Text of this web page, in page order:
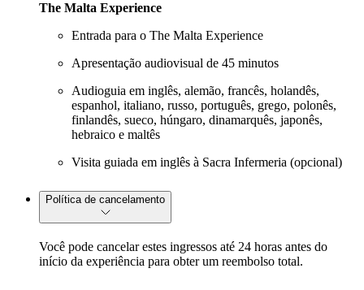
The Malta Experience
Entrada para o The Malta Experience
Apresentação audiovisual de 45 minutos
Audioguia em inglês, alemão, francês, holandês,
espanhol, italiano, russo, português, grego, polonês,
finlandês, sueco, húngaro, dinamarquês, japonês,
hebraico e maltês
Visita guiada em inglês à Sacra Infermeria (opcional)
Política de cancelamento
Você pode cancelar estes ingressos até 24 horas antes do
início da experiência para obter um reembolso total.